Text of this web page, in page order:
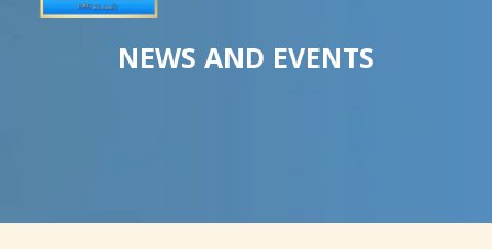
NEWS AND EVENTS